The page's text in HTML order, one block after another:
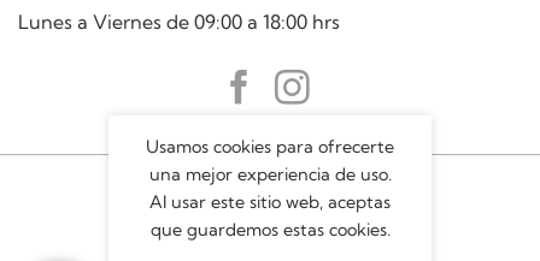
Lunes a Viernes de 09:00 a 18:00 hrs
Usamos cookies para ofrecerte
una mejor experiencia de uso.
Al usar este sitio web, aceptas
que guardemos estas cookies.